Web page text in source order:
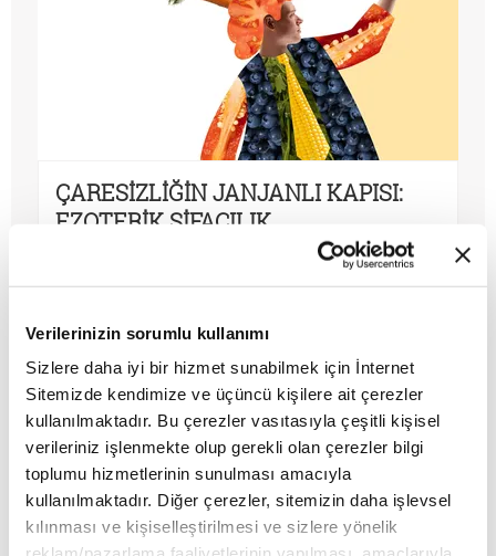
Verilerinizin sorumlu kullanımı
Sizlere daha iyi bir hizmet sunabilmek için İnternet
Sitemizde kendimize ve üçüncü kişilere ait çerezler
kullanılmaktadır. Bu çerezler vasıtasıyla çeşitli kişisel
verileriniz işlenmekte olup gerekli olan çerezler bilgi
toplumu hizmetlerinin sunulması amacıyla
kullanılmaktadır. Diğer çerezler, sitemizin daha işlevsel
kılınması ve kişiselleştirilmesi ve sizlere yönelik
ÇARESİZLİĞİN JANJANLI KAPISI:
EZOTERİK ŞİFACILIK